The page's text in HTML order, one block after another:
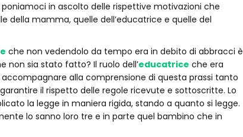
in ascolto delle rispettive motivazioni che
mamma, quelle dell’educatrice e quelle del
che non vedendolo da tempo era in debito di abbracci è
non sia stato fatto? Il ruolo dell’educatrice che era
alla comprensione di questa prassi tanto
il rispetto delle regole ricevute e sottoscritte. Lo
la legge in maniera rigida, stando a quanto si legge.
lo sanno loro tre e in parte quel bambino che in